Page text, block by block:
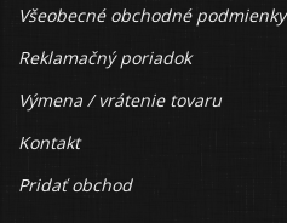
Všeobecné obchodné podmienky
Reklamačný poriadok
Výmena / vrátenie tovaru
Kontakt
Pridať obchod